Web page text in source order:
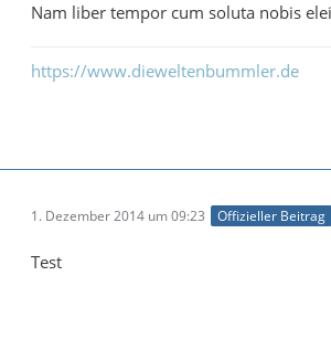
Nam liber tempor cum soluta nobis
https://www.dieweltenbummler.de
1. Dezember 2014 um 09:23 Offizieller Beitrag
Test